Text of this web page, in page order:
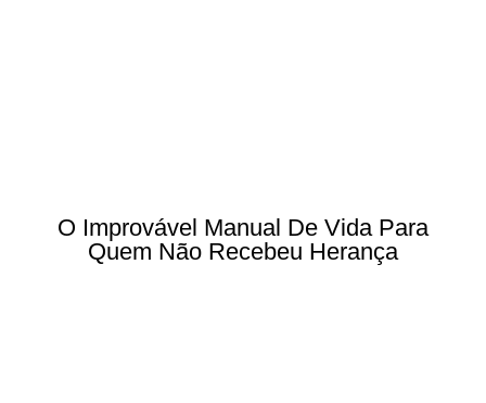
O Improvável Manual De Vida Para
Quem Não Recebeu Herança